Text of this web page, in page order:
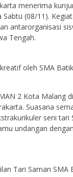
menerima
(08/11).
antarorganisasi
Tengah.
oleh SMA
2 Kota Malang
Suasana
seni tari
undangan
Tari Saman SMA